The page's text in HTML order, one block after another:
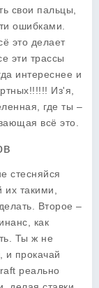
свои пальцы,
ошибками.
это делает
эти трассы
интереснее и
Из'я,
где ты –
всё это.
стесняйся
такими,
Второе –
как
Ты ж не
и прокачай
реально